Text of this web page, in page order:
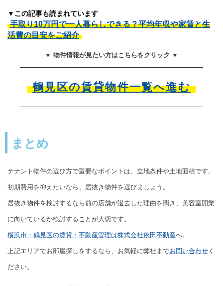
▼この記事も読まれています
手取り10万円で一人暮らしできる？平均年収や家賃と生
活費の目安をご紹介
▼ 物件情報が見たい方はこちらをクリック ▼
鶴見区の賃貸物件一覧へ進む
まとめ
テナント物件の選び方で重要なポイントは、立地条件や土地面積です。
初期費用を抑えたいなら、居抜き物件を選びましょう。
居抜き物件を検討するなら前の店舗が退去した理由を聞き、美容室開業
に向いているか検討することが大切です。
横浜市・鶴見区の賃貸・不動産管理は株式会社依田不動産へ。
上記エリアでお部屋探しをするなら、お気軽に弊社までお問い合わせ く
ださい。